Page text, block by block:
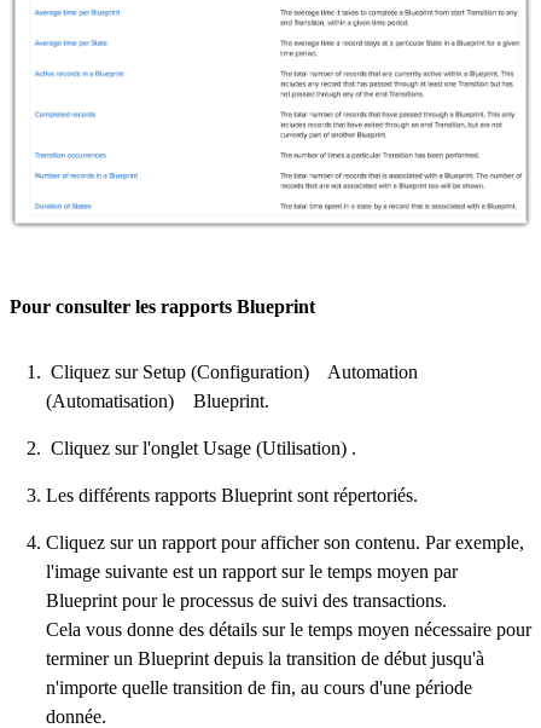
Pour consulter les rapports Blueprint
Cliquez sur Setup (Configuration) Automation
(Automatisation) Blueprint.
Cliquez sur l'onglet Usage (Utilisation) .
Les différents rapports Blueprint sont répertoriés.
Cliquez sur un rapport pour afficher son contenu. Par exemple,
l'image suivante est un rapport sur le temps moyen par
Blueprint pour le processus de suivi des transactions.
Cela vous donne des détails sur le temps moyen nécessaire pour
terminer un Blueprint depuis la transition de début jusqu'à
n'importe quelle transition de fin, au cours d'une période
donnée.